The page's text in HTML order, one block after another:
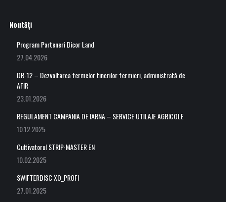
Noutăți
Program Parteneri Dicor Land
27.04.2026
DR-12 – Dezvoltarea fermelor tinerilor fermieri, administrată de
AFIR
23.01.2026
REGULAMENT CAMPANIA DE IARNA – SERVICE UTILAJE AGRICOLE
10.12.2025
Cultivatorul STRIP-MASTER EN
10.02.2025
SWIFTERDISC XO_PROFI
27.01.2025